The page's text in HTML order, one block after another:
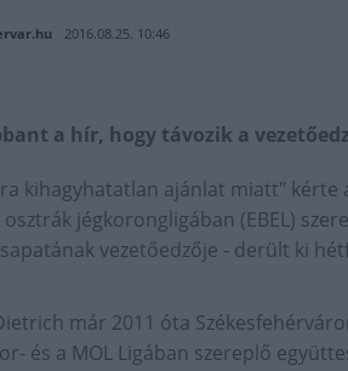
2016.08.25. 10:46
a hír, hogy távozik a
kihagyhatatlan ajánlat miatt"
jégkorongligában (EBEL)
vezetőedzője - derült ki
már 2011 óta
és a MOL Ligában szereplő